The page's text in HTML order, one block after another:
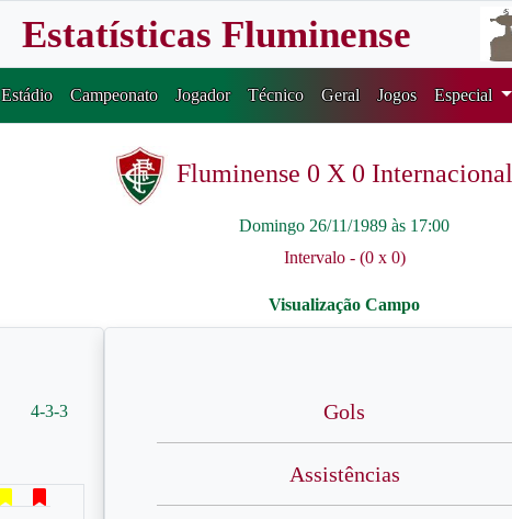
Estatísticas Fluminense
Estádio Campeonato Jogador Técnico Geral Jogos Especial
Fluminense 0 X 0 Internacional
Domingo 26/11/1989 às 17:00
Intervalo - (0 x 0)
4-3-3 Gols
Assistências